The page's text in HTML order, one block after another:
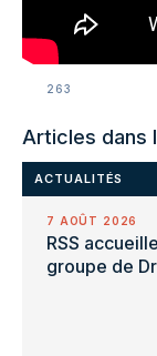
263
Articles dans
ACTUALITÉS
7 AOÛT 2026
RSS
groupe de